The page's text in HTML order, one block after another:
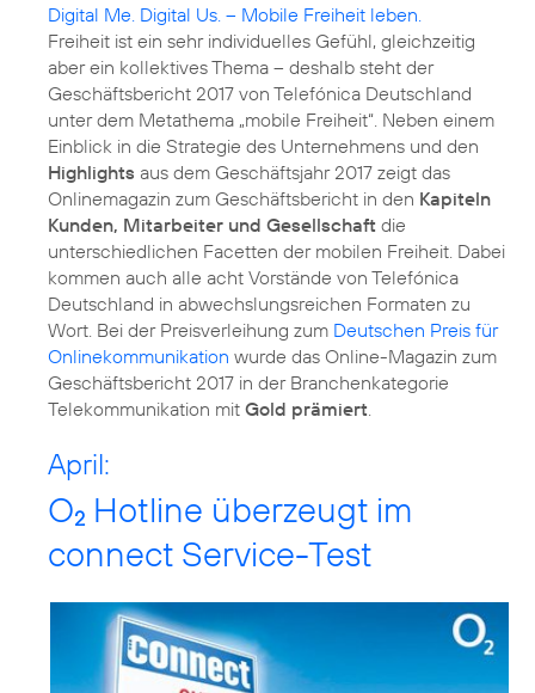
Digital Me. Digital Us. – Mobile Freiheit leben.
Freiheit ist ein sehr individuelles Gefühl, gleichzeitig
aber ein kollektives Thema – deshalb steht der
Geschäftsbericht 2017 von Telefónica Deutschland
unter dem Metathema „mobile Freiheit“. Neben einem
Einblick in die Strategie des Unternehmens und den
Highlights aus dem Geschäftsjahr 2017 zeigt das
Onlinemagazin zum Geschäftsbericht in den Kapiteln
Kunden, Mitarbeiter und Gesellschaft die
unterschiedlichen Facetten der mobilen Freiheit. Dabei
kommen auch alle acht Vorstände von Telefónica
Deutschland in abwechslungsreichen Formaten zu
Wort. Bei der Preisverleihung zum Deutschen Preis für
Onlinekommunikation wurde das Online-Magazin zum
Geschäftsbericht 2017 in der Branchenkategorie
Telekommunikation mit Gold prämiert
April:
O2 Hotline überzeugt im
connect Service-Test